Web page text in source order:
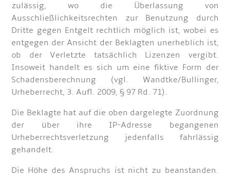
zulässig, wo die Überlassung von
Ausschließlichkeitsrechten zur Benutzung durch
Dritte gegen Entgelt rechtlich möglich ist, wobei es
entgegen der Ansicht der Beklagten unerheblich ist,
ob der Verletzte tatsächlich Lizenzen vergibt.
Insoweit handelt es sich um eine fiktive Form der
Schadensberechnung (vgl. Wandtke/Bullinger,
Urheberrecht, 3. Aufl. 2009, § 97 Rd. 71).
Die Beklagte hat auf die oben dargelegte Zuordnung
der über ihre IP-Adresse begangenen
Urheberrechtsverletzung jedenfalls fahrlässig
gehandelt.
Die Höhe des Anspruchs ist nicht zu beanstanden.